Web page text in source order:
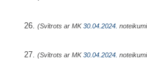
26. (Svītrots ar MK30.04.2024.
27. (Svītrots ar MK30.04.2024.